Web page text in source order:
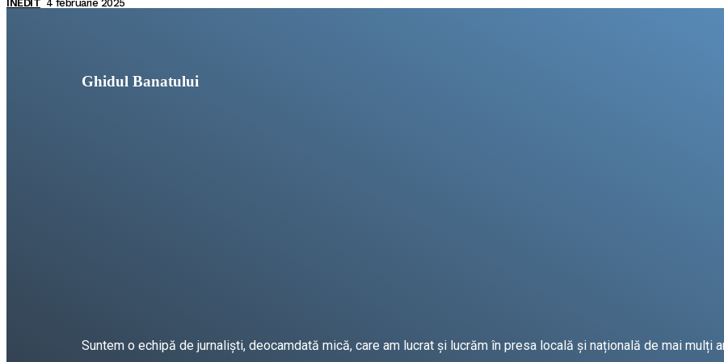
INEDIT 4 februarie 2025
Ghidul Banatului
Suntem o echipă de jurnaliști, deocamdată mică, care am lucrat și lucrăm în presa locală și națională de mai mulți